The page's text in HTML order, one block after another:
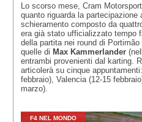
Lo scorso mese, Cram
quanto riguarda la
schieramento composto da
era già stato ufficializzato tempo
della partita nei round di
quelle di Max Kammerlander
entrambi provenienti dal karting.
articolerà su cinque
febbraio), Valencia (12-15
marzo).
F4 NEL MONDO